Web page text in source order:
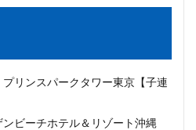
プリンスパークタワー東京【子連
ンビーチホテル＆リゾート沖縄